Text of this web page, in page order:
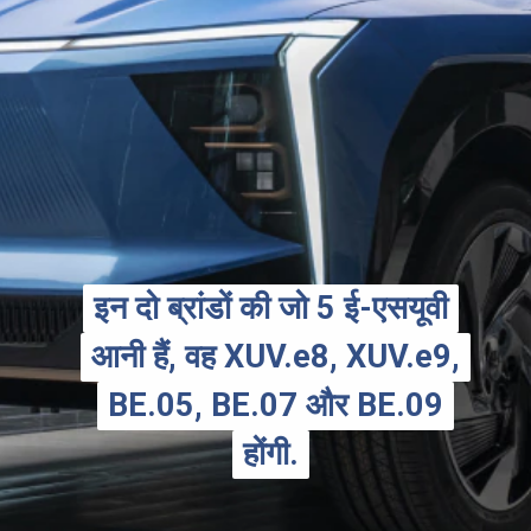
इन दो ब्रांडों की जो 5 ई-एसयूवी
आनी हैं, वह XUV.e8, XUV.e9,
BE.05, BE.07 और BE.09
होंगी.
इन दो ब्रांडों की जो 5 ई-एसयूवी
आनी हैं, वह XUV.e8, XUV.e9,
BE.05, BE.07 और BE.09
होंगी.